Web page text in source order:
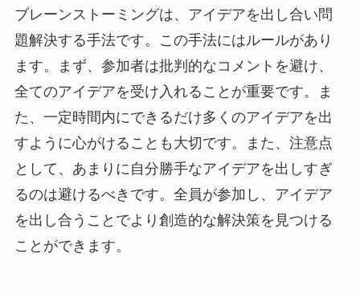
ブレーンストーミングは、アイデアを出し合い問
題解決する手法です。この手法にはルールがあり
ます。まず、参加者は批判的なコメントを避け、
全てのアイデアを受け入れることが重要です。ま
た、一定時間内にできるだけ多くのアイデアを出
すように心がけることも大切です。また、注意点
として、あまりに自分勝手なアイデアを出しすぎ
るのは避けるべきです。全員が参加し、アイデア
を出し合うことでより創造的な解決策を見つける
ことができます。